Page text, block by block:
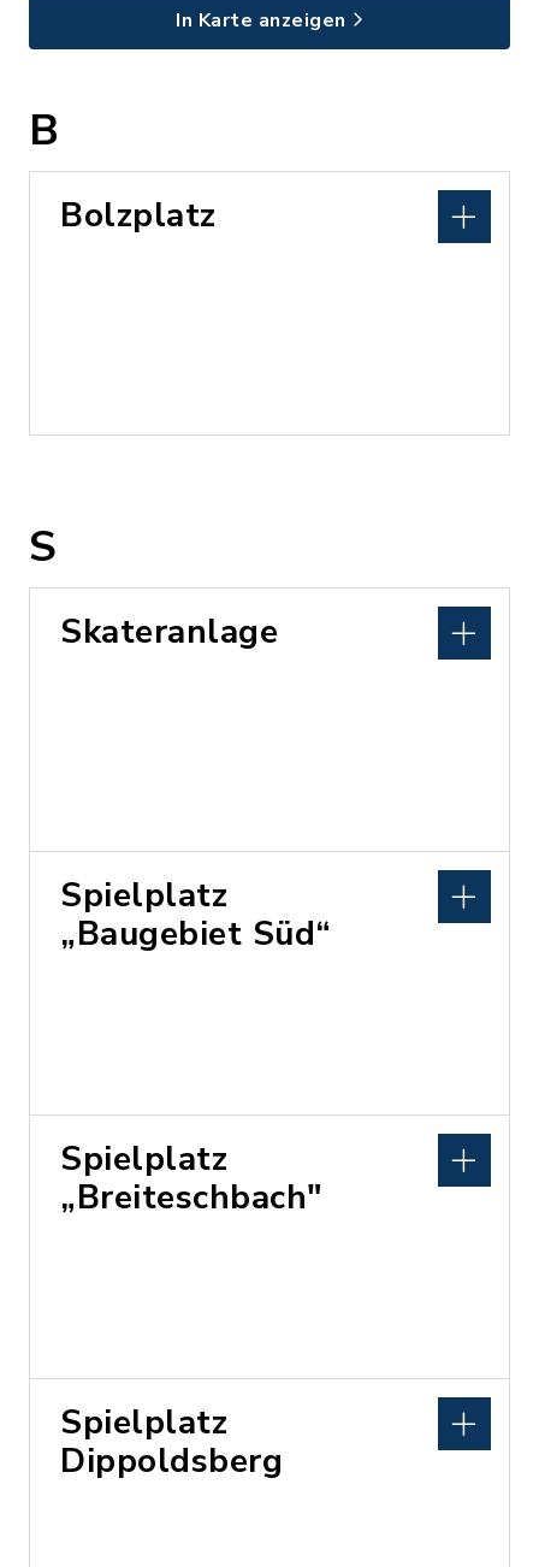
In Karte anzeigen
B
Bolzplatz
S
Skateranlage
Spielplatz
„Baugebiet Süd“
Spielplatz
„Breiteschbach"
Spielplatz
Dippoldsberg